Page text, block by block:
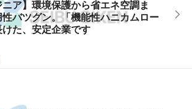
ニア】環境保護から省エネ空調ま
バツグン。「機能性ハニカムロー
た、安定企業です